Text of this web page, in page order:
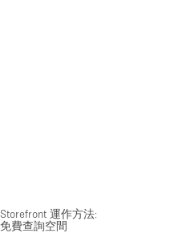
Storefront 運作方法:
免費查詢空間